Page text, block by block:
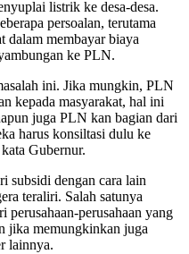
listrik ke desa-desa.
persoalan, terutama
dalam membayar biaya
ke PLN.
ini. Jika mungkin, PLN
kepada masyarakat, hal ini
juga PLN kan bagian dari
harus konsiltasi dulu ke
Gubernur.
subsidi dengan cara lain
teraliri. Salah satunya
perusahaan-perusahaan yang
jika memungkinkan juga
lainnya.